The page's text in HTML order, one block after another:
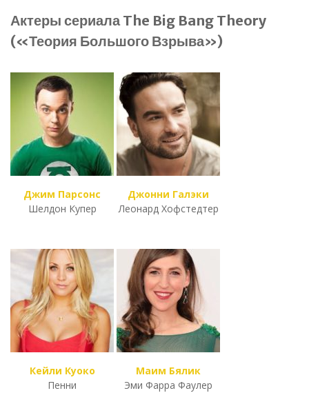
Актеры сериала The Big Bang Theory
(«Теория Большого Взрыва»)
Джим Парсонс
Шелдон Купер
Джонни Галэки
Леонард Хофстедтер
Кейли Куоко
Пенни
Маим Бялик
Эми Фарра Фаулер